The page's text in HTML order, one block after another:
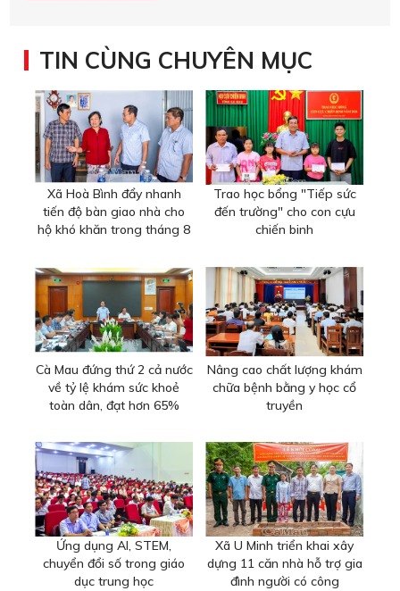
TIN CÙNG CHUYÊN MỤC
Xã Hoà Bình đẩy nhanh
tiến độ bàn giao nhà cho
hộ khó khăn trong tháng 8
Trao học bổng "Tiếp sức
đến trường" cho con cựu
chiến binh
Cà Mau đứng thứ 2 cả nước
về tỷ lệ khám sức khoẻ
toàn dân, đạt hơn 65%
Nâng cao chất lượng khám
chữa bệnh bằng y học cổ
truyền
Ứng dụng AI, STEM,
chuyển đổi số trong giáo
dục trung học
Xã U Minh triển khai xây
dựng 11 căn nhà hỗ trợ gia
đình người có công